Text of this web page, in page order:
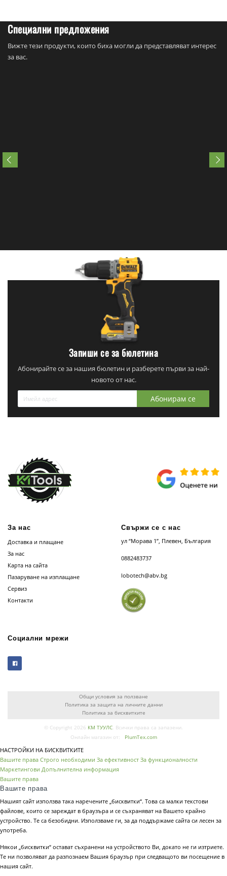
Специални предложения
Вижте тези продукти, които биха могли да представляват интерес
за вас.
Запиши се за бюлетина
Абонирайте се за нашия бюлетин и разберете първи за най-
новото от нас.
Абонирам се
За нас
Доставка и плащане
За нас
Карта на сайта
Пазаруване на изплащане
Сервиз
Контакти
Свържи се с нас
ул “Морава 1”, Плевен, България
0882483737
lobotech@abv.bg
Социални мрежи
Общи условия за ползване
Политика за защита на личните данни
Политика за бисквитките
© Copyright 2026 КМ ТУУЛС. Всички права са запазени.
Онлайн магазин от:
PlumTex.com
НАСТРОЙКИ НА БИСКВИТКИТЕ
Вашите права Строго необходими За ефективност За функционалности
Маркетингови Допълнителна информация
Вашите права
Вашите права
Нашият сайт използва така наречените „бисквитки“. Това са малки текстови
файлове, които се зареждат в браузъра и се съхраняват на Вашето крайно
устройство. Те са безобидни. Използваме ги, за да поддържаме сайта си лесен за
употреба.
Някои „бисквитки“ остават съхранени на устройството Ви, докато не ги изтриете.
Те ни позволяват да разпознаем Вашия браузър при следващото ви посещение в
нашия сайт.